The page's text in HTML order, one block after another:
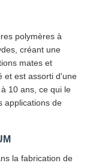
polymères à
créant une
mates et
et est assorti d'une
10 ans, ce qui le
applications de
la fabrication de